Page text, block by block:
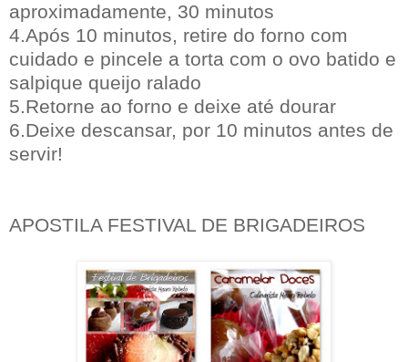
aproximadamente, 30 minutos
4.Após 10 minutos, retire do forno com
cuidado e pincele a torta com o ovo batido e
salpique queijo ralado
5.Retorne ao forno e deixe até dourar
6.Deixe descansar, por 10 minutos antes de
servir!
APOSTILA FESTIVAL DE BRIGADEIROS